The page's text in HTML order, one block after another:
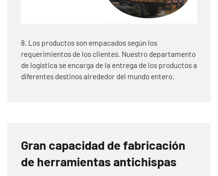
8. Los productos son empacados según los
requerimientos de los clientes. Nuestro departamento
de logística se encarga de la entrega de los productos a
diferentes destinos alrededor del mundo entero.
Gran capacidad de fabricación
de herramientas antichispas